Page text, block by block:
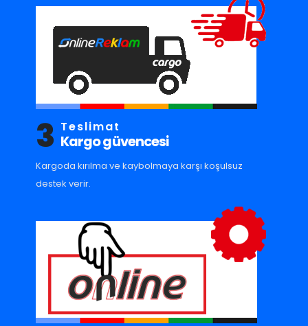
3 Teslimat
Kargo güvencesi
Kargoda kırılma ve kaybolmaya karşı koşulsuz
destek verir.